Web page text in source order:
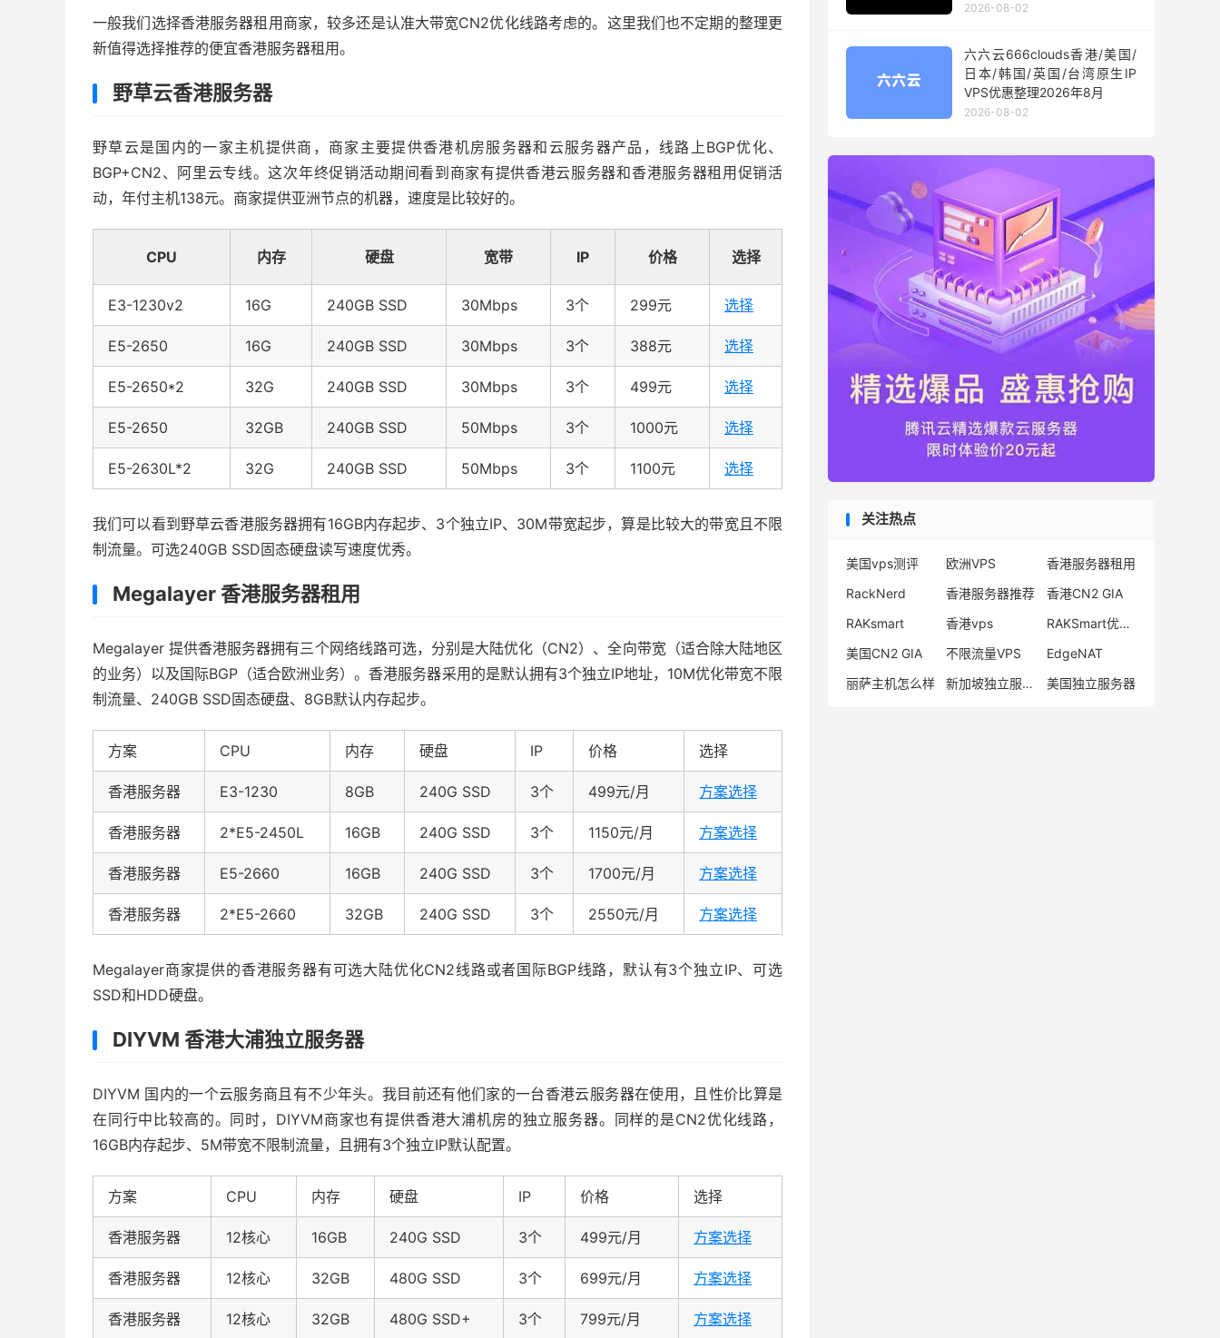
一般我们选择香港服务器租用商家，较多还是认准大带宽CN2优化线路考虑的。这里我们也不定期的整理更
新值得选择推荐的便宜香港服务器租用。
野草云香港服务器
野草云是国内的一家主机提供商，商家主要提供香港机房服务器和云服务器产品，线路上BGP优化、
BGP+CN2、阿里云专线。这次年终促销活动期间看到商家有提供香港云服务器和香港服务器租用促销活
动，年付主机138元。商家提供亚洲节点的机器，速度是比较好的。
CPU 内存 硬盘 宽带 IP 价格 选择
E3-1230v2 16G 240GB SSD 30Mbps 3个 299元 选择
E5-2650 16G 240GB SSD 30Mbps 3个 388元 选择
E5-2650*2 32G 240GB SSD 30Mbps 3个 499元 选择
E5-2650 32GB 240GB SSD 50Mbps 3个 1000元 选择
E5-2630L*2 32G 240GB SSD 50Mbps 3个 1100元 选择
我们可以看到野草云香港服务器拥有16GB内存起步、3个独立IP、30M带宽起步，算是比较大的带宽且不限
制流量。可选240GB SSD固态硬盘读写速度优秀。
Megalayer 香港服务器租用
Megalayer 提供香港服务器拥有三个网络线路可选，分别是大陆优化（CN2）、全向带宽（适合除大陆地区
的业务）以及国际BGP（适合欧洲业务）。香港服务器采用的是默认拥有3个独立IP地址，10M优化带宽不限
制流量、240GB SSD固态硬盘、8GB默认内存起步。
方案 CPU 内存 硬盘 IP 价格 选择
香港服务器 E3-1230 8GB 240G SSD 3个 499元/月 方案选择
香港服务器 2*E5-2450L 16GB 240G SSD 3个 1150元/月 方案选择
香港服务器 E5-2660 16GB 240G SSD 3个 1700元/月 方案选择
香港服务器 2*E5-2660 32GB 240G SSD 3个 2550元/月 方案选择
Megalayer商家提供的香港服务器有可选大陆优化CN2线路或者国际BGP线路，默认有3个独立IP、可选
SSD和HDD硬盘。
DIYVM 香港大浦独立服务器
DIYVM 国内的一个云服务商且有不少年头。我目前还有他们家的一台香港云服务器在使用，且性价比算是
在同行中比较高的。同时，DIYVM商家也有提供香港大浦机房的独立服务器。同样的是CN2优化线路，
16GB内存起步、5M带宽不限制流量，且拥有3个独立IP默认配置。
方案 CPU 内存 硬盘 IP 价格 选择
香港服务器 12核心 16GB 240G SSD 3个 499元/月 方案选择
香港服务器 12核心 32GB 480G SSD 3个 699元/月 方案选择
香港服务器 12核心 32GB 480G SSD+ 3个 799元/月 方案选择
2026-08-02
六六云666clouds香港/美国/
日本/韩国/英国/台湾原生IP
VPS优惠整理2026年8月
2026-08-02
关注热点
美国vps测评 欧洲VPS
香港服务器租用
RackNerd
香港服务器推荐
香港CN2 GIA
RAKsmart
香港vps
RAKSmart优惠码
美国CN2 GIA
不限流量VPS
EdgeNAT
丽萨主机怎么样
新加坡独立服务器 美国独立服务器